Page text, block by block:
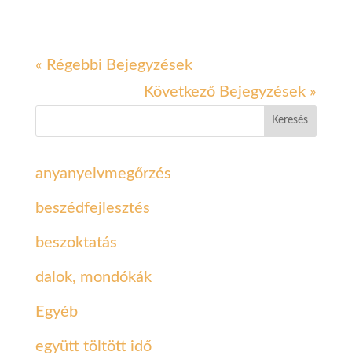
« Régebbi Bejegyzések
Következő Bejegyzések »
Keresés
anyanyelvmegőrzés
beszédfejlesztés
beszoktatás
dalok, mondókák
Egyéb
együtt töltött idő